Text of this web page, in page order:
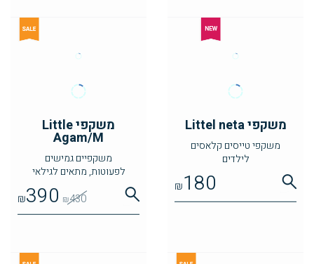
משקפי Littel neta
משקפי טייסים קלאסים
לילדים
₪180
משקפי Little
Agam/M
משקפיים גמישים
לפעוטות, מתאים לגילאי
שנתיים עד ארבע
₪430
₪390